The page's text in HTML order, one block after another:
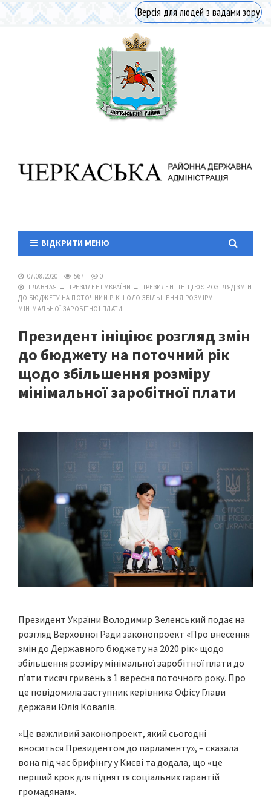
Версія для людей з вадами зору
ВІДКРИТИ МЕНЮ
07.08.2020 567
0
ГЛАВНАЯ → ПРЕЗИДЕНТ УКРАЇНИ → ПРЕЗИДЕНТ ІНІЦІЮЄ РОЗГЛЯД ЗМІН
ДО БЮДЖЕТУ НА ПОТОЧНИЙ РІК ЩОДО ЗБІЛЬШЕННЯ РОЗМІРУ
МІНІМАЛЬНОЇ ЗАРОБІТНОЇ ПЛАТИ
Президент ініціює розгляд змін
до бюджету на поточний рік
щодо збільшення розміру
мінімальної заробітної плати
Президент України Володимир Зеленський подає на
розгляд Верховної Ради законопроект «Про внесення
змін до Державного бюджету на 2020 рік» щодо
збільшення розміру мінімальної заробітної плати до
п’яти тисяч гривень з 1 вересня поточного року. Про
це повідомила заступник керівника Офісу Глави
держави Юлія Ковалів.
«Це важливий законопроект, який сьогодні
вноситься Президентом до парламенту», – сказала
вона під час брифінгу у Києві та додала, що «це
перший крок для підняття соціальних гарантій
громадянам».